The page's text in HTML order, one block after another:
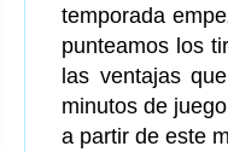
temporada
punteamos los
las ventajas
minutos de
a partir de este